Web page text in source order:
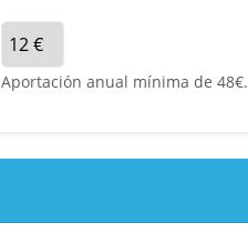
Aportación anual mínima de 48€.